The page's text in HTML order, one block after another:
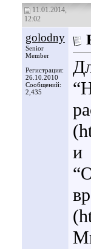
11.01.2014,
12:02
golodny
Senior
Member
Регистрация:
26.10.2010
Сообщений:
2,435
и